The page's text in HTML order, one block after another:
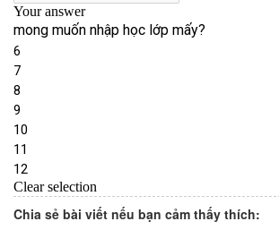
Chia sẻ bài viết nếu bạn cảm thấy thích: